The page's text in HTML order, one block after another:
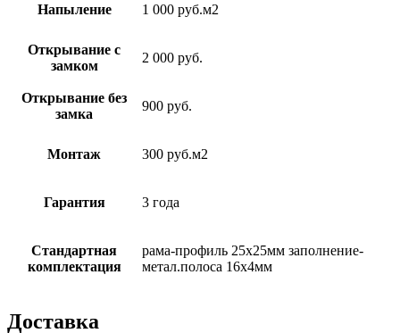
Напыление 1 000 руб.м2
Открывание с
замком
2 000 руб.
Открывание без
замка
900 руб.
Монтаж 300 руб.м2
Гарантия 3 года
Стандартная
комплектация
рама-профиль 25х25мм заполнение-
метал.полоса 16х4мм
Доставка